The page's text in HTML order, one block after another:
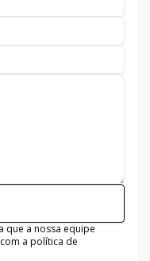
que a nossa equipe
a política de